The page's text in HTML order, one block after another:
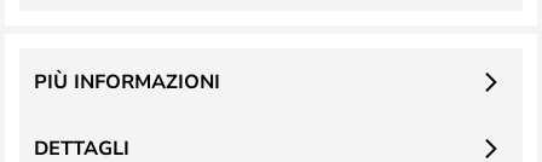
DETTAGLI
PIÙ INFORMAZIONI